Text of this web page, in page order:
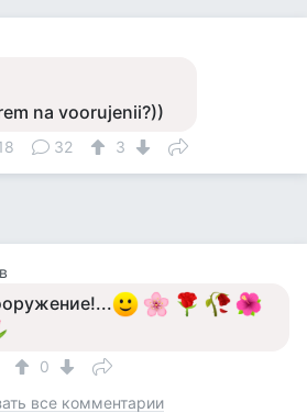
na voorujenii?))
32 3
0
все комментарии